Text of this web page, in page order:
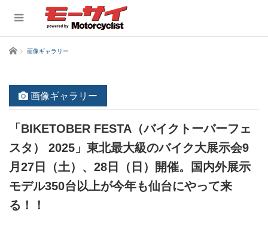
ホーム 画像ギャラリー
画像ギャラリー
「BIKETOBER FESTA（バイクトーバーフェ
スタ） 2025」東北最大級のバイク大展示会9
月27日（土）、28日（日）開催。国内外展示
モデル350台以上が今年も仙台にやって来
る！！